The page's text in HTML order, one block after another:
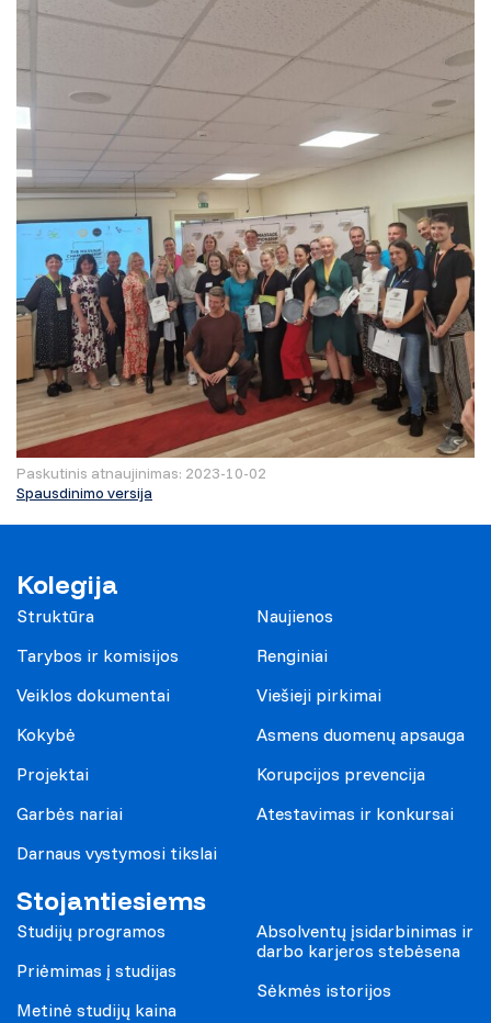
Paskutinis atnaujinimas: 2023-10-02
Spausdinimo versija
Kolegija
Struktūra
Tarybos ir komisijos
Veiklos dokumentai
Kokybė
Projektai
Garbės nariai
Darnaus vystymosi tikslai
Naujienos
Renginiai
Viešieji pirkimai
Asmens duomenų apsauga
Korupcijos prevencija
Atestavimas ir konkursai
Stojantiesiems
Studijų programos
Priėmimas į studijas
Metinė studijų kaina
Absolventų įsidarbinimas ir
darbo karjeros stebėsena
Sėkmės istorijos